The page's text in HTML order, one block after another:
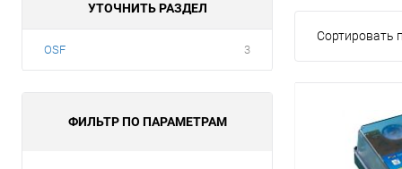
УТОЧНИТЬ РАЗДЕЛ
OSF 3
ФИЛЬТР ПО ПАРАМЕТРАМ
Сортировать